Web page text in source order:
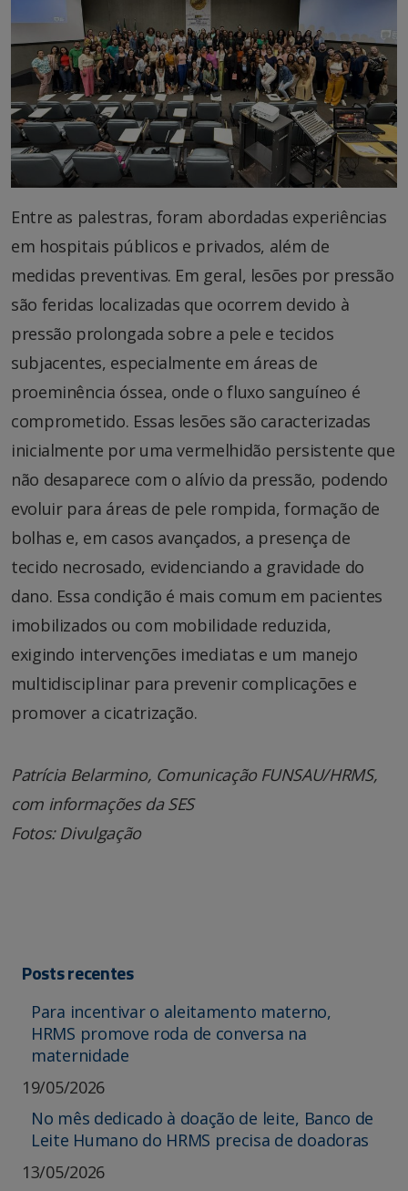
Entre as palestras, foram abordadas experiências
em hospitais públicos e privados, além de
medidas preventivas. Em geral, lesões por pressão
são feridas localizadas que ocorrem devido à
pressão prolongada sobre a pele e tecidos
subjacentes, especialmente em áreas de
proeminência óssea, onde o fluxo sanguíneo é
comprometido. Essas lesões são caracterizadas
inicialmente por uma vermelhidão persistente que
não desaparece com o alívio da pressão, podendo
evoluir para áreas de pele rompida, formação de
bolhas e, em casos avançados, a presença de
tecido necrosado, evidenciando a gravidade do
dano. Essa condição é mais comum em pacientes
imobilizados ou com mobilidade reduzida,
exigindo intervenções imediatas e um manejo
multidisciplinar para prevenir complicações e
promover a cicatrização.
Patrícia Belarmino, Comunicação FUNSAU/HRMS,
com informações da SES
Fotos: Divulgação
Posts recentes
Para incentivar o aleitamento materno,
HRMS promove roda de conversa na
maternidade
19/05/2026
No mês dedicado à doação de leite, Banco de
Leite Humano do HRMS precisa de doadoras
13/05/2026